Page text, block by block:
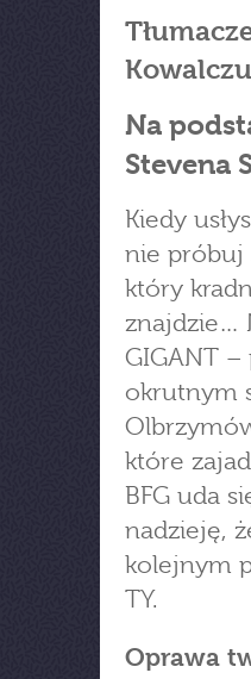
Na
Stevena
Kiedy
nie próbuj
który
znajdzie…
GIGANT
okrutnym
które
BFG uda
nadzieję,
kolejnym
TY.
Oprawa